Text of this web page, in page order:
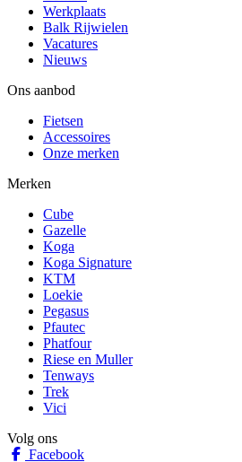
Werkplaats
Balk Rijwielen
Vacatures
Nieuws
Ons aanbod
Fietsen
Accessoires
Onze merken
Merken
Cube
Gazelle
Koga
Koga Signature
KTM
Loekie
Pegasus
Pfautec
Phatfour
Riese en Muller
Tenways
Trek
Vici
Volg ons
Facebook